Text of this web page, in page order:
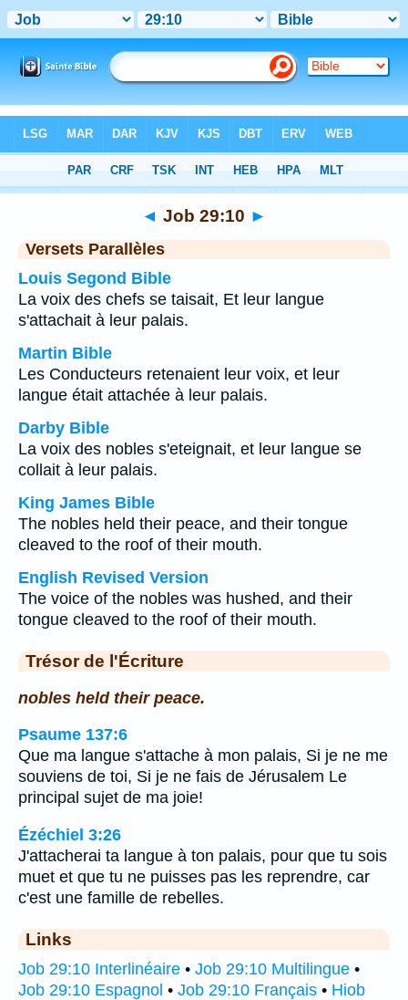
Chapitre 29 > Verset 10
◄ Job 29:10 ►
Versets Parallèles
Louis Segond Bible
La voix des chefs se taisait, Et leur langue
s'attachait à leur palais.
Martin Bible
Les Conducteurs retenaient leur voix, et leur
langue était attachée à leur palais.
Darby Bible
La voix des nobles s'eteignait, et leur langue se
collait à leur palais.
King James Bible
The nobles held their peace, and their tongue
cleaved to the roof of their mouth.
English Revised Version
The voice of the nobles was hushed, and their
tongue cleaved to the roof of their mouth.
Trésor de l'Écriture
nobles held their peace.
Psaume 137:6
Que ma langue s'attache à mon palais, Si je ne me
souviens de toi, Si je ne fais de Jérusalem Le
principal sujet de ma joie!
Ézéchiel 3:26
J'attacherai ta langue à ton palais, pour que tu sois
muet et que tu ne puisses pas les reprendre, car
c'est une famille de rebelles.
Links
Job 29:10 Interlinéaire • Job 29:10 Multilingue •
Job 29:10 Espagnol • Job 29:10 Français • Hiob